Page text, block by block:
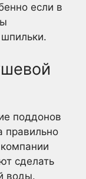
если в
поддонов
правильно
сделать
воды.